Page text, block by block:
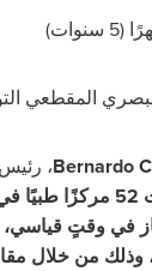
المقطعي
Bernardo،
في وقتٍ قياسي،
وذلك من خلال